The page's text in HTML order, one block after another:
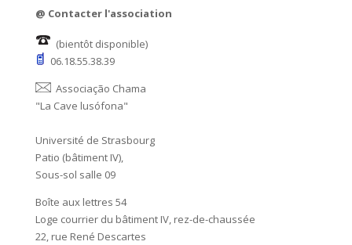
@ Contacter l'association
(bientôt disponible)
06.18.55.38.39
Associação Chama
"La Cave lusófona"
Université de Strasbourg
Patio (bâtiment IV),
Sous-sol salle 09
Boîte aux lettres 54
Loge courrier du bâtiment IV, rez-de-chaussée
22, rue René Descartes